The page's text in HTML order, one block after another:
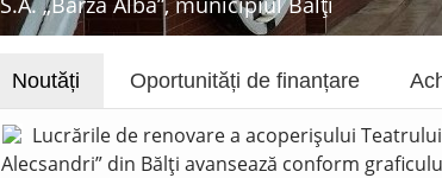
Noutăți Oportunități de finanțare
Lucrările de renovare a acoperișului
Alecsandri” din Bălți avansează conform